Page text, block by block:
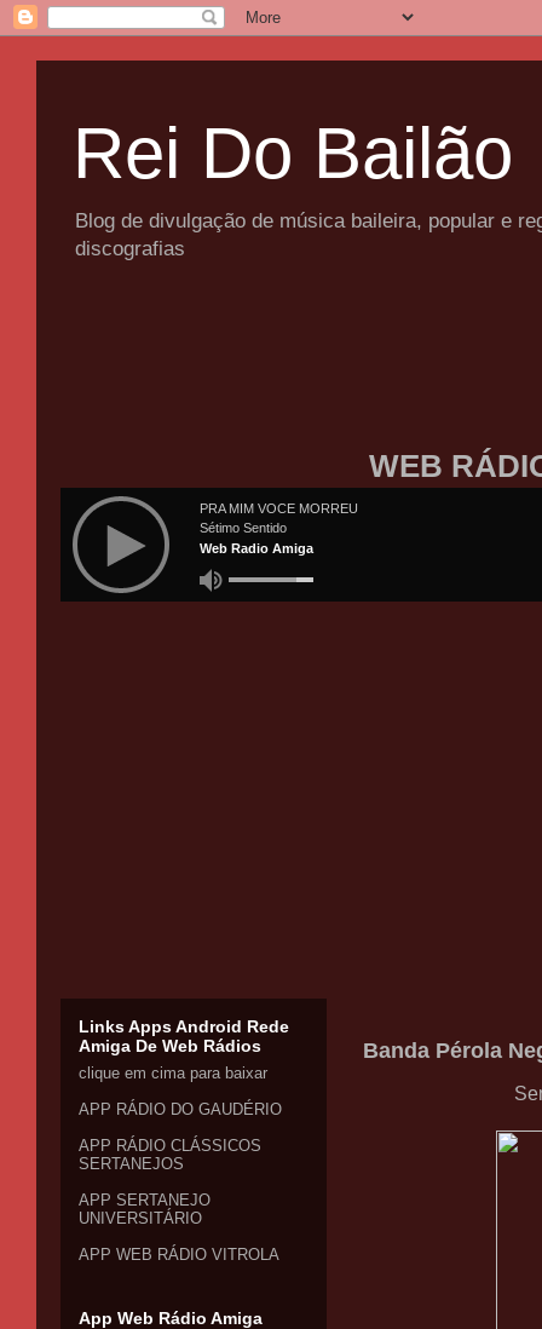
Rei Do Bailão
Blog de divulgação de música baileira, popular e
discografias
WEB
Banda Pérola
Links Apps Android Rede
Amiga De Web Rádios
clique em cima para baixar
APP RÁDIO DO GAUDÉRIO
APP RÁDIO CLÁSSICOS
SERTANEJOS
APP SERTANEJO
UNIVERSITÁRIO
APP WEB RÁDIO VITROLA
App Web Rádio Amiga